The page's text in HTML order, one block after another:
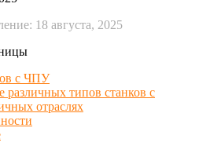
18 августа, 2025
с ЧПУ
различных типов станков с
отраслях